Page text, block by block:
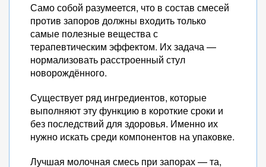
Само собой разумеется, что в состав смесей
против запоров должны входить только
самые полезные вещества с
терапевтическим эффектом. Их задача —
нормализовать расстроенный стул
новорождённого.
Существует ряд ингредиентов, которые
выполняют эту функцию в короткие сроки и
без последствий для здоровья. Именно их
нужно искать среди компонентов на упаковке.
Лучшая молочная смесь при запорах — та,